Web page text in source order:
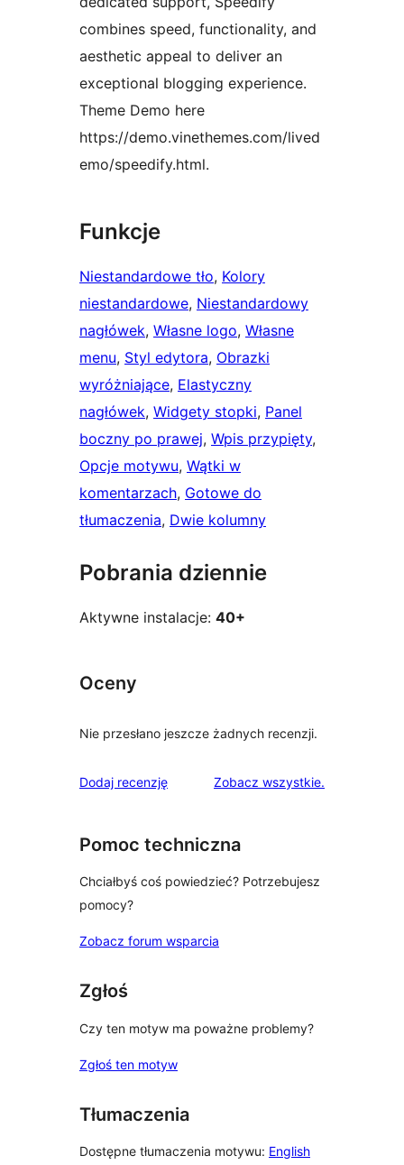
combines speed, functionality, and
aesthetic appeal to deliver an
exceptional blogging experience.
Theme Demo here
https://demo.vinethemes.com/lived
emo/speedify.html.
Funkcje
Niestandardowe tło, Kolory
niestandardowe, Niestandardowy
nagłówek, Własne logo, Własne
menu, Styl edytora, Obrazki
wyróżniające, Elastyczny
nagłówek, Widgety stopki, Panel
boczny po prawej, Wpis przypięty
Opcje motywu, Wątki w
komentarzach, Gotowe do
tłumaczenia, Dwie kolumny
Pobrania dziennie
Aktywne instalacje: 40+
Oceny
Nie przesłano jeszcze żadnych recenzji.
Dodaj recenzję Zobacz wszystkierecenzje
.
Pomoc techniczna
Chciałbyś coś powiedzieć? Potrzebujesz
pomocy?
Zobacz forum wsparcia
Zgłoś
Czy ten motyw ma poważne problemy?
Zgłoś ten motyw
Tłumaczenia
Dostępne tłumaczenia motywu: English